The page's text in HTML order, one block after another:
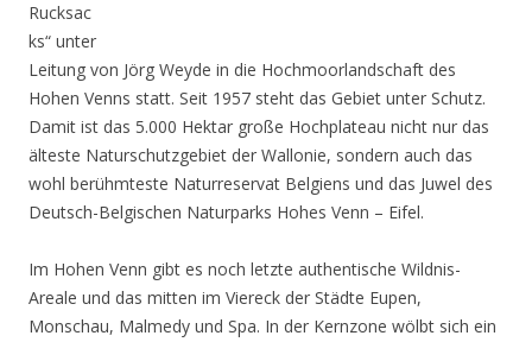
Rucksac
ks“ unter
Leitung von Jörg Weyde in die Hochmoorlandschaft des
Hohen Venns statt. Seit 1957 steht das Gebiet unter Schutz.
Damit ist das 5.000 Hektar große Hochplateau nicht nur das
älteste Naturschutzgebiet der Wallonie, sondern auch das
wohl berühmteste Naturreservat Belgiens und das Juwel des
Deutsch-Belgischen Naturparks Hohes Venn – Eifel.
Im Hohen Venn gibt es noch letzte authentische Wildnis-
Areale und das mitten im Viereck der Städte Eupen,
Monschau, Malmedy und Spa. In der Kernzone wölbt sich ein